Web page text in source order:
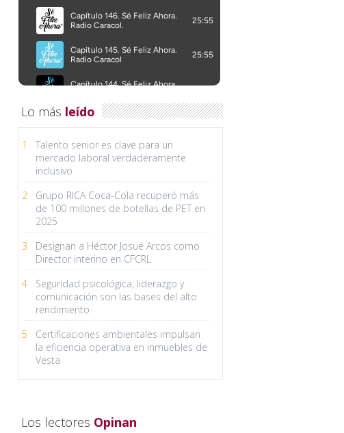
Lo más leído
1
Talento senior es clave para un
mercado laboral verdaderamente
inclusivo
2
Grupo RICA Coca-Cola recuperó más
de 100 millones de botellas de PET en
2025
3
Designan a Héctor Josué Arcos como
Director interino en CFCRL
4
Seguridad psicológica, liderazgo y
comunicación son las bases del alto
rendimiento
5
Certificaciones ambientales impulsan
la eficiencia operativa en inmuebles de
Vesta
Los lectores Opinan